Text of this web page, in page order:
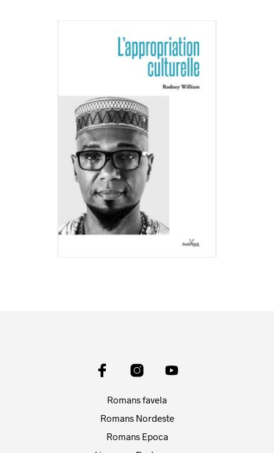
Romans favela
Romans Nordeste
Romans Epoca